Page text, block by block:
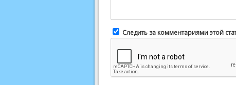
Следить за комментариями этой